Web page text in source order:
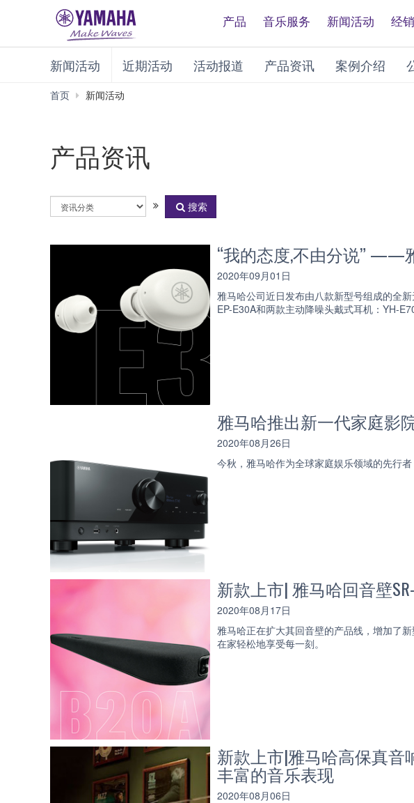
产品 音乐服务 新闻活动 经
新闻活动 近期活动 活动报道 产品资讯 案例介绍
首页 新闻活动
产品资讯
择
讯
搜索
“我的态度,不由分说” ——
2020年09月01日
雅马哈公司近日发布由八款新型号组成的全
EP-E30A和两款主动降噪头戴式耳机：YH-
雅马哈推出新一代家庭影
2020年08月26日
今秋，雅马哈作为全球家庭娱乐领域的先行
新款上市| 雅马哈回音壁
2020年08月17日
雅马哈正在扩大其回音壁的产品线，增加了
在家轻松地享受每一刻。
新款上市|雅马哈高保真音
丰富的音乐表现
2020年08月06日